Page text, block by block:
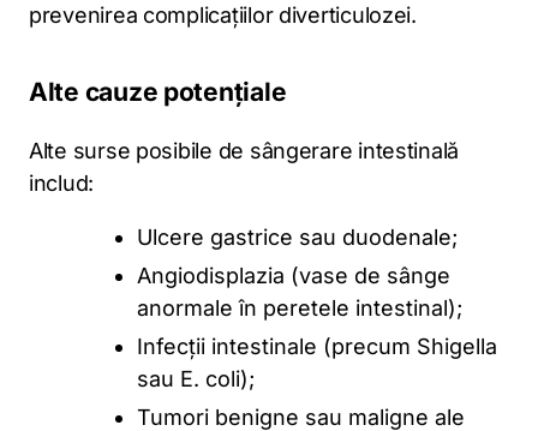
prevenirea complicațiilor diverticulozei.
Alte cauze potențiale
Alte surse posibile de sângerare intestinală
includ:
Ulcere gastrice sau duodenale;
Angiodisplazia (vase de sânge
anormale în peretele intestinal);
Infecții intestinale (precum Shigella
sau E. coli);
Tumori benigne sau maligne ale